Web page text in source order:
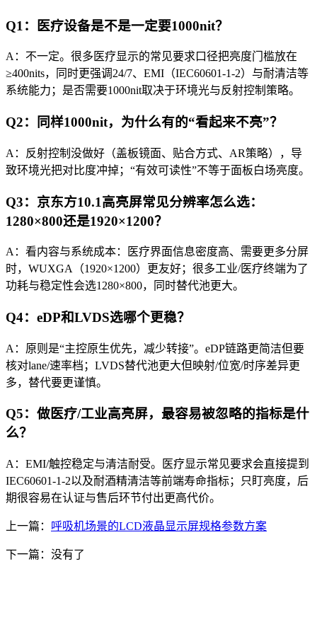
Q1：医疗设备是不是一定要1000nit？
A：不一定。很多医疗显示的常见要求口径把亮度门槛放在
≥400nits，同时更强调24/7、EMI（IEC60601-1-2）与耐清洁等
系统能力；是否需要1000nit取决于环境光与反射控制策略。
Q2：同样1000nit，为什么有的“看起来不亮”？
A：反射控制没做好（盖板镜面、贴合方式、AR策略），导
致环境光把对比度冲掉；“有效可读性”不等于面板白场亮度。
Q3：京东方10.1高亮屏常见分辨率怎么选：
1280×800还是1920×1200？
A：看内容与系统成本：医疗界面信息密度高、需要更多分屏
时，WUXGA（1920×1200）更友好；很多工业/医疗终端为了
功耗与稳定性会选1280×800，同时替代池更大。
Q4：eDP和LVDS选哪个更稳？
A：原则是“主控原生优先，减少转接”。eDP链路更简洁但要
核对lane/速率档；LVDS替代池更大但映射/位宽/时序差异更
多，替代要更谨慎。
Q5：做医疗/工业高亮屏，最容易被忽略的指标是什
么？
A：EMI/触控稳定与清洁耐受。医疗显示常见要求会直接提到
IEC60601-1-2以及耐酒精清洁等前端寿命指标；只盯亮度，后
期很容易在认证与售后环节付出更高代价。
上一篇： 呼吸机场景的LCD液晶显示屏规格参数方案
下一篇：没有了